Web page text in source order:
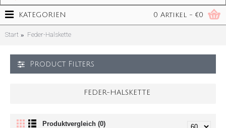
0 Artikel - €0
KATEGORIEN
Start Feder-Halskette
Product Filters
FEDER-HALSKETTE
Produktvergleich (0)